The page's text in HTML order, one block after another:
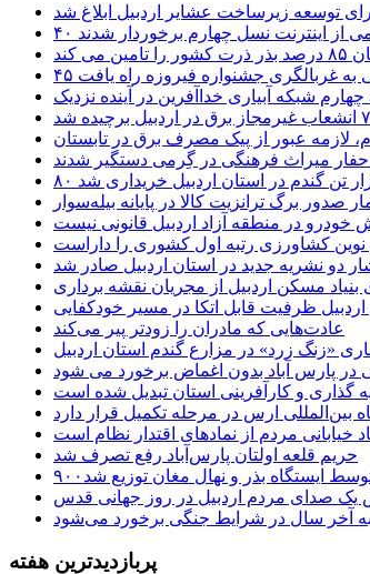
از اینترنت نسل چهارم برخوردار شدند
می کند
به غربالگری جشنواره فیروزه راه یافت
شبکه آبیاری خداآفرین در آینده نزدیک
لازمه عبور از پیک مصرف برق در تابستان
میراث فرهنگی در گِرمی دستگیر شدند
هزار تن گندم در استان اردبیل خریداری شد
صدور برگ ترانزیت کالا در پایانه بیله‌سوار
در منطقه آزاد اردبیل قانونی نیست
نوین کشاورزی رتبه اول کشوری را داراست
دو نشریه جدید در استان اردبیل صادر شد
مسکن اردبیل از مجریان نقشه برداری
ظرفیت قابل اتکا در مسیر خودکفایی
عادت‌هایی که مادران را زودتر پیر می‌کند
«زنگ زرد» در مزارع گندم استان اردبیل
در پارس آباد بدون اغماض برخورد می شود
گذاری و کارآفرینی استان تبدیل شده است
بین‌المللی ارس در مرحله تکمیل قرار دارد
خیابانی مردم از نمادهای اقتدار نظام است
حریم قلعه اولتان پارس‌آباد رفع تصرف شد
توسط ایستگاه بذر و نهال مغان توزیع شد
صدای مردم اردبیل در روز جهانی قدس
آخر سال در شرایط جنگی برخورد می‌شود
پربازدیدترین هفته